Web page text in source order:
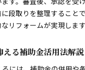
段取りを整理すること
リフォームが実現します
える補助金活用法解説